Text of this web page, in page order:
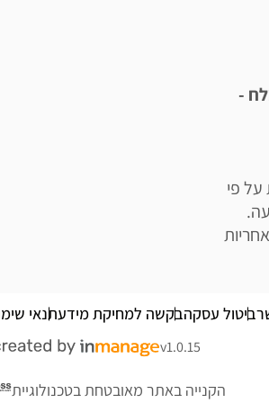
-
על פי
ביטול עסקהבקשה למחיקת מידעתנאי
v1.0.15
הקנייה באתר מאובטחת בטכנולוגיית